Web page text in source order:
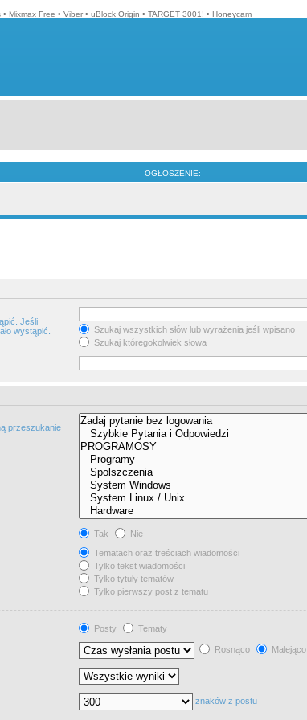
• Mixmax Free • Viber • uBlock Origin • TARGET 3001! • Honeycam
OGŁOSZENIE:
Jeśli
wystąpić.
Szukaj wszystkich słów lub wyrażenia jeśli wpisano
Szukaj któregokolwiek słowa
przeszukanie
Tak
Nie
Tematach oraz treściach wiadomości
Tylko tekst wiadomości
Tylko tytuły tematów
Tylko pierwszy post z tematu
Posty
Tematy
Rosnąco Malejąco
znaków z postu